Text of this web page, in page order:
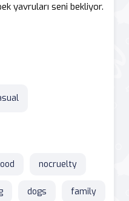
yavruları seni bekliyor.
nocruelty
dogs family